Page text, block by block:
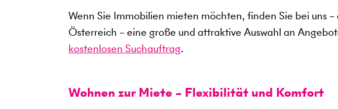
Wenn Sie Immobilien mieten möchten, finden Sie bei uns
Österreich – eine große und attraktive Auswahl an
kostenlosen Suchauftrag.
Wohnen zur Miete – Flexibilität und Komfort